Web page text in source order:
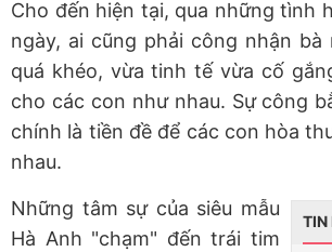
Cho đến hiện tại, qua những tình
ngày, ai cũng phải công nhận
quá khéo, vừa tinh tế vừa cố
cho các con như nhau. Sự công
chính là tiền đề để các con hòa
nhau.
TIN
Những tâm sự của siêu mẫu
Hà Anh "chạm" đến trái tim